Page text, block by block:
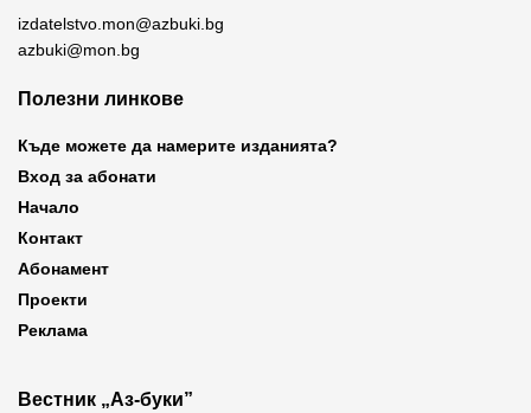
izdatelstvo.mon@azbuki.bg
azbuki@mon.bg
Полезни линкове
Къде можете да намерите изданията?
Вход за абонати
Начало
Контакт
Абонамент
Проекти
Реклама
Вестник „Аз-буки”